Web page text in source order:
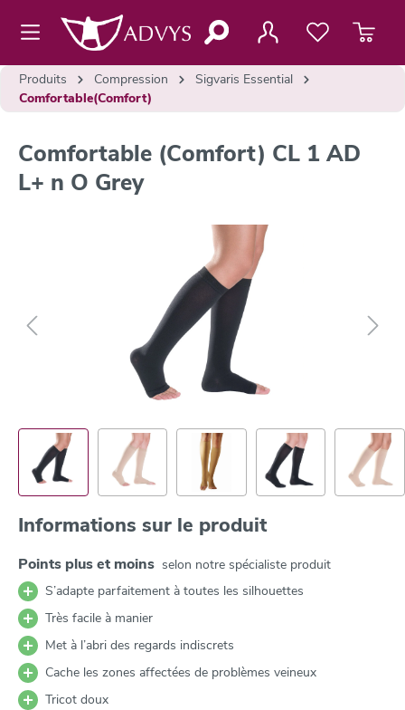
principal
Produits Compression
Sigvaris Essential
Comfortable(Comfort)
Comfortable (Comfort) CL 1 AD
L+ n O Grey
Informations sur le produit
Points plus et moins selon notre spécialiste produit
S’adapte parfaitement à toutes les silhouettes
Très facile à manier
Met à l’abri des regards indiscrets
Cache les zones affectées de problèmes veineux
Tricot doux